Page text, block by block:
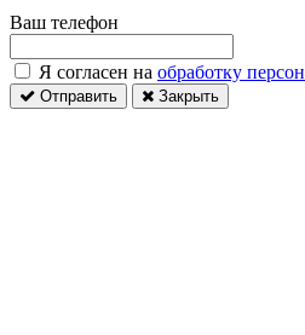
Ваш телефон
Я согласен на обработку
Отправить Закрыть